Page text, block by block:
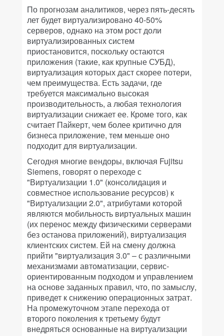
По прогнозам аналитиков, через пять-десять
лет будет виртуализировано 40-50%
серверов, однако на этом рост доли
виртуализированных систем
приостановится, поскольку остаются
приложения (такие, как крупные СУБД),
виртуализация которых даст скорее потери,
чем преимущества. Есть задачи, где
требуется максимально высокая
производительность, а любая технология
виртуализации снижает ее. Кроме того, как
считает Пайкерт, чем более критично для
бизнеса приложение, тем меньше оно
подходит для виртуализации.
Сегодня многие вендоры, включая Fujitsu
Siemens, говорят о переходе с
"Виртуализации 1.0" (консолидация и
совместное использование ресурсов) к
"Виртуализации 2.0", атрибутами которой
являются мобильность виртуальных машин
(их перенос между физическими серверами
без останова приложений), виртуализация
клиентских систем. Ей на смену должна
прийти "виртуализация 3.0" – с различными
механизмами автоматизации, сервис-
ориентированным подходом и управлением
на основе заданных правил, что, по замыслу,
приведет к снижению операционных затрат.
На промежуточном этапе перехода от
второго поколения к третьему будут
внедряться основанные на виртуализации